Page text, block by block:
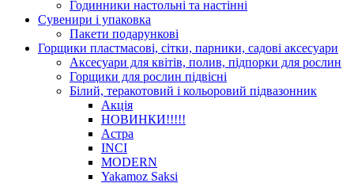
Годинники настольні та настінні
Сувенири і упаковка
Пакети подарункові
Горщики пластмасові, сітки, парники, садові аксесуари
Аксесуари для квітів, полив, підпорки для рослин
Горщики для рослин підвісні
Білий, теракотовий і кольоровий підвазонник
Акція
HОВИНКИ!!!!!
Астра
INCI
MODERN
Yakamoz Saksi